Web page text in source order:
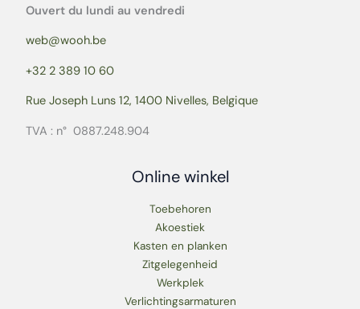
Ouvert du lundi au vendredi
web@wooh.be
+32 2 389 10 60
Rue Joseph Luns 12, 1400 Nivelles, Belgique
TVA : n° 0887.248.904
Online winkel
Toebehoren
Akoestiek
Kasten en planken
Zitgelegenheid
Werkplek
Verlichtingsarmaturen